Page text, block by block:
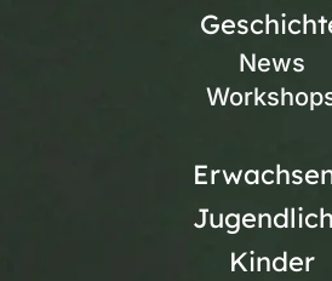
News
Kinder